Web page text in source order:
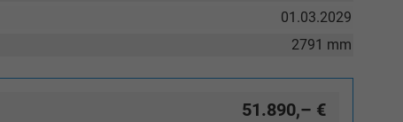
01.03.2029
2791 mm
51.890,– €